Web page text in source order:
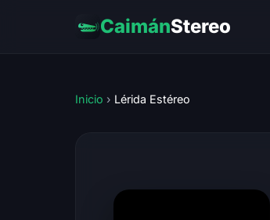
CaimánStereo
Inicio › Lérida Estéreo